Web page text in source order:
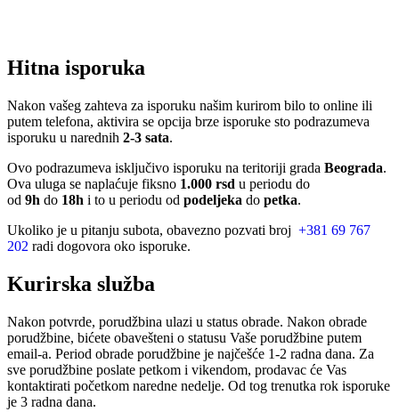
Hitna isporuka
Nakon vašeg zahteva za isporuku našim kurirom bilo to online ili
putem telefona, aktivira se opcija brze isporuke sto podrazumeva
isporuku u narednih 2-3 sata.
Ovo podrazumeva isključivo isporuku na teritoriji grada Beograda.
Ova uluga se naplaćuje fiksno 1.000 rsd u periodu do
od 9h do 18h i to u periodu od podeljeka do petka.
Ukoliko je u pitanju subota, obavezno pozvati broj +381 69 767
202 radi dogovora oko isporuke.
Kurirska služba
Nakon potvrde, porudžbina ulazi u status obrade. Nakon obrade
porudžbine, bićete obavešteni o statusu Vaše porudžbine putem
email-a. Period obrade porudžbine je najčešće 1-2 radna dana. Za
sve porudžbine poslate petkom i vikendom, prodavac će Vas
kontaktirati početkom naredne nedelje. Od tog trenutka rok isporuke
je 3 radna dana.